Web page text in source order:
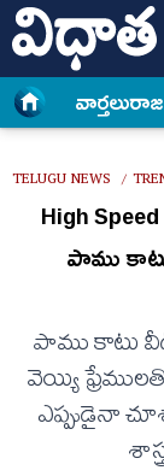
వార్త‌లు
TELUGU NEWS /
High
పాము
పాము కాటు
వెయ్యి
ఎప్పుడైనా